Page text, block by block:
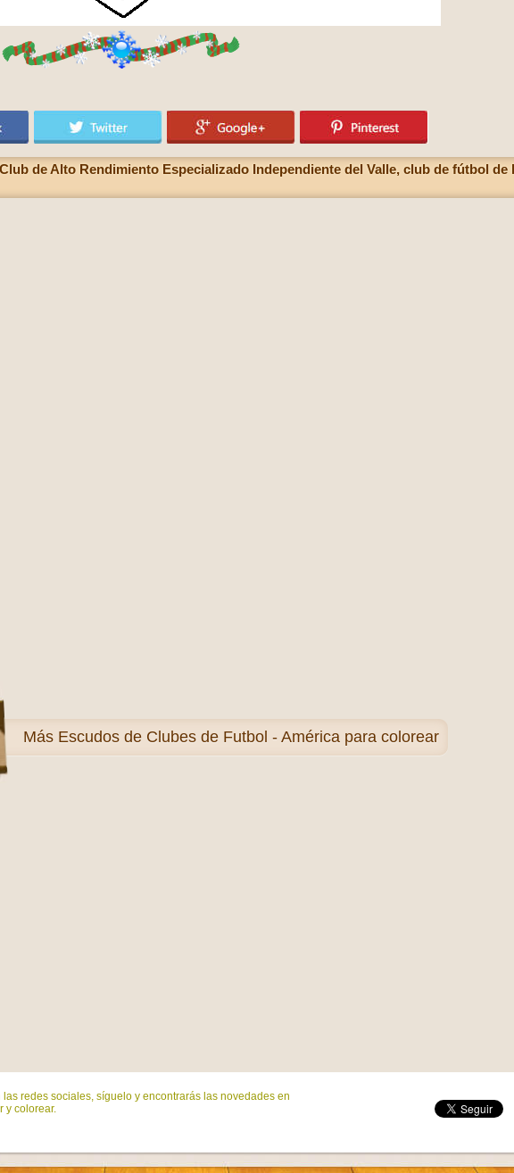
de Alto Rendimiento Especializado Independiente del Valle, club de fútbol de
Más Escudos de Clubes de Futbol - América para colorear
las redes sociales, síguelo y encontrarás las novedades en
y colorear.